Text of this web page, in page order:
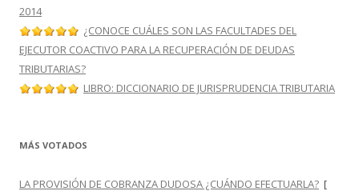
2014
¿CONOCE CUÁLES SON LAS FACULTADES DEL
EJECUTOR COACTIVO PARA LA RECUPERACIÓN DE DEUDAS
TRIBUTARIAS?
LIBRO: DICCIONARIO DE JURISPRUDENCIA TRIBUTARIA
MÁS VOTADOS
LA PROVISIÓN DE COBRANZA DUDOSA ¿CUÁNDO EFECTUARLA? [